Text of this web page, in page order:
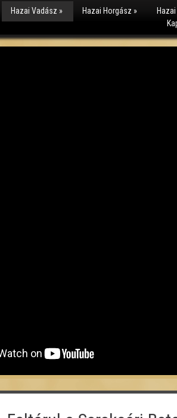
Hazai Vadász » Hazai Horgász »